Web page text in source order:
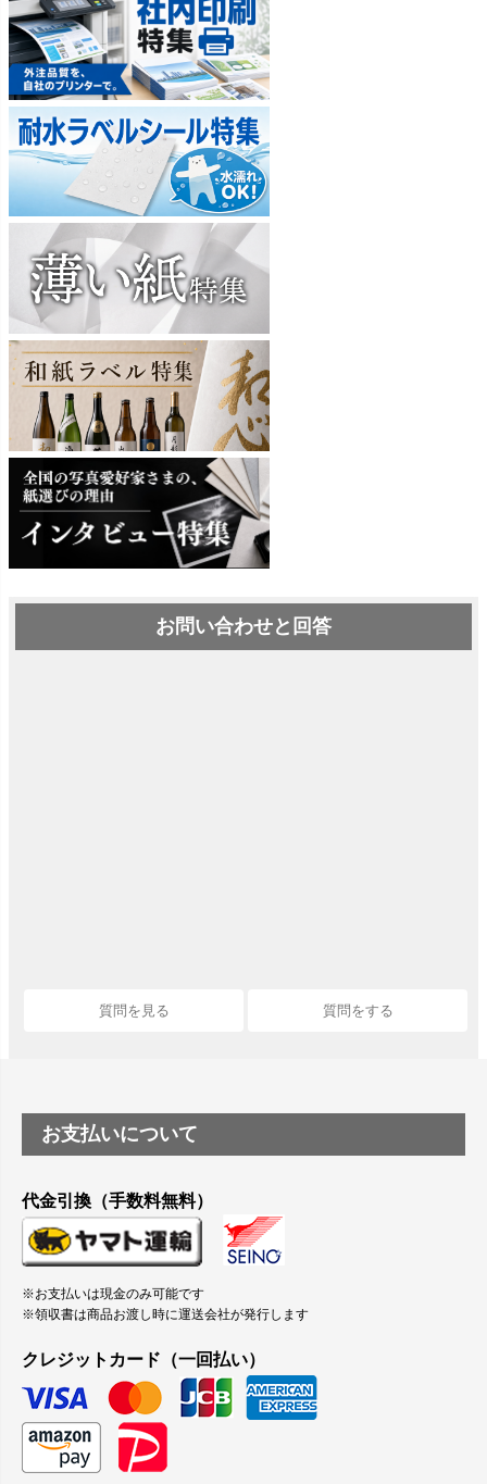
お問い合わせと回答
質問を見る 質問をする
お支払いについて
代金引換（手数料無料）
※お支払いは現金のみ可能です
※領収書は商品お渡し時に運送会社が発行します
クレジットカード（一回払い）